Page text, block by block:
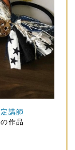
講師
作品